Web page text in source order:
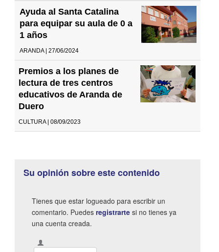
Ayuda al Santa Catalina
para equipar su aula de 0 a
1 años
ARANDA | 27/06/2024
Premios a los planes de
lectura de tres centros
educativos de Aranda de
Duero
CULTURA | 08/09/2023
Su opinión sobre este contenido
Tienes que estar logueado para escribir un
comentario. Puedes registrarte si no tienes ya
una cuenta creada.